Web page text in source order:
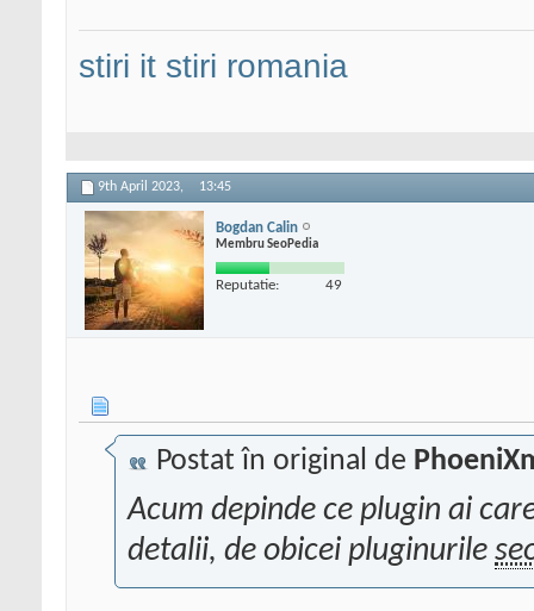
stiri it stiri romania
9th April 2023, 13:45
Bogdan Calin
Membru SeoPedia
Reputatie: 49
Postat în original de
Acum depinde ce plugin ai
detalii, de obicei pluginurile